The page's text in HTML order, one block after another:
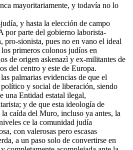
mayoritariamente, y todavía no lo
y hasta la elección de campo
por parte del gobierno laborista-
pro-sionista, pues no en vano el ideal
primeros colonos judíos en
de origen askenazì y ex-militantes de
del centro y este de Europa.
palmarias evidencias de que el
y social de liberación, siendo
una Entidad estatal ilegal,
y de que esta ideología de
caída del Muro, incluso ya antes, la
ce la comunidad judía
con valerosas pero escasas
a un paso solo de convertirse en